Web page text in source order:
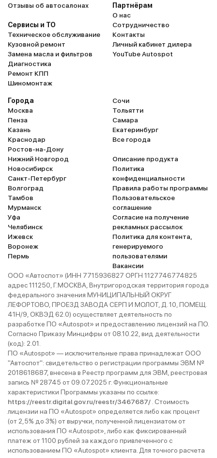
«спортивном» режиме жёсткая,
как у карта — переключил на
«комфорт», но на лежачих
полицейских всё равно
подбрасывает. Дети смеются:
«Пап, ты нас на аттракционе
катаешь?» Белый пластик в
салоне — ошибка: через неделю
после покупки он покрылся
отпечатками детских рук. Теперь
в каждом кармане — влажные
салфетки, как в детском саду. А
левый подрулевой переключатель
— головоломка: чтобы включить
дворники, надо нащупать три
кнопки, будто разминируешь
бомбу. За полгода накатали 12
путешествия на Байкал. Машина
не подводила: только ТО раз в 10
тыс. км, никаких поломок. Для
семьи из пяти человек —
идеально, если не считать
тесноты третьего ряда. Соседи
на Volvo XC90 крутят носом:
«Зачем брали китайца?»
Отвечаю: «За те же деньги —
вдвое больше опций и место для
собаки». Ставлю 4/5: электронику
надо дорабатывать, но в целом —
лучший выбор для тех, кому
важнее пространство, а не лейбл
на радиаторе. П.С. Совет:
проверяйте давление в шинах.
После покупки машину вело
вправо — оказалось, дилер
накачал колёса до 3.0. Спустил
до 2.3 — теперь едет ровно, как
по рельсам. А ещё для семейных:
Отзывы об автосалонах
Сервисы и ТО
Техническое обслуживание
Кузовной ремонт
Замена масла и фильтров
Диагностика
Ремонт КПП
Шиномонтаж
Партнёрам
О нас
Сотрудничество
Контакты
Личный кабинет дилера
YouTube Autospot
Города
Москва
Пенза
Казань
Краснодар
Ростов-на-Дону
Нижний Новгород
Новосибирск
Санкт-Петербург
Волгоград
Тамбов
Мурманск
Уфа
Челябинск
Ижевск
Воронеж
Пермь
Сочи
Тольятти
Самара
Екатеринбург
Все города
Описание продукта
Политика
конфиденциальности
Правила работы программы
Пользовательское
соглашение
Согласие на получение
рекламных рассылок
Политика для контента,
генерируемого
пользователями
Вакансии
ООО «Автоспот» (ИНН 7715936827 ОРГН 1127746774825
адрес 111250, Г.МОСКВА, Внутригородская территория города
федерального значения МУНИЦИПАЛЬНЫЙ ОКРУГ
ЛЕФОРТОВО, ПРОЕЗД ЗАВОДА СЕРП И МОЛОТ, Д. 10, ПОМЕЩ.
41Н/9, ОКВЭД 62.0) осуществляет деятельность по
разработке ПО «Autospot» и предоставлению лицензий на ПО.
Согласно Приказу Минцифры от 08.10.22, вид деятельности
(код): 2.01.
ПО «Autospot» — исключительные права принадлежат ООО
"Автоспот": свидетельство о регистрации программы ЭВМ №
2018618687, внесена в Реестр программ для ЭВМ, реестровая
запись № 28745 от 09.07.2025 г. Функциональные
характеристики Программы указаны по ссылке:
https://reestr.digital.gov.ru/reestr/3467687/ . Стоимость
лицензии на ПО «Autospot» определяется либо как процент
(от 2,5% до 3%) от выручки, полученной лицензиатом от
использования ПО «Autospot», либо как фиксированный
платеж от 1100 рублей за каждого привлеченного с
использованием ПО «Autospot» клиента. Для точного расчета